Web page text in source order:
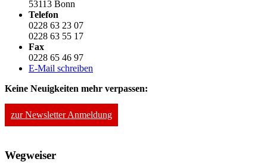
53113 Bonn
Telefon
0228 63 23 07
0228 63 55 17
Fax
0228 65 46 97
E-Mail schreiben
Keine Neuigkeiten mehr verpassen:
zur Newsletter Anmeldung
Wegweiser